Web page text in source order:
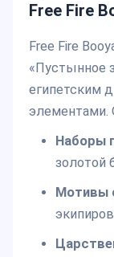
Free Fire
Free Fire
«Пустынное
египетским
элементами.
Наборы
золотой
Мотивы